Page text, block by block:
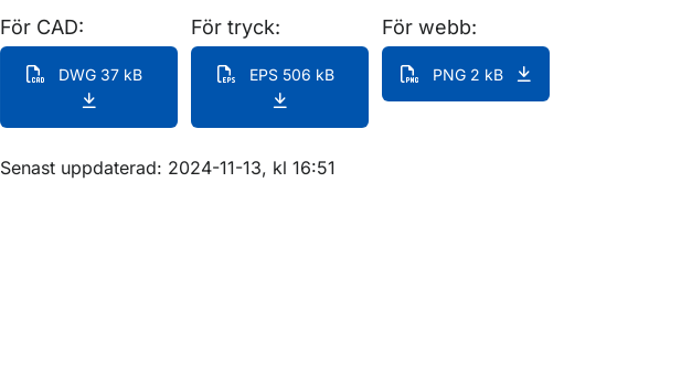
För CAD:
DWG 37 kB
För tryck:
EPS 506 kB
För webb:
PNG 2 kB
Om sidan
Senast uppdaterad: 2024-11-13, kl 16:51